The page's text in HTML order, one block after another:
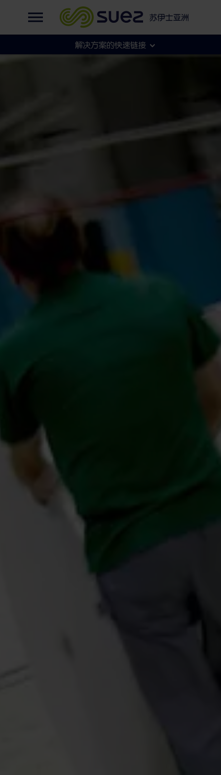
苏伊士亚洲
集团官网
确保 SMURFIT KAPPA 造纸厂的生产连续性并优化资
源
解决方案的快速链接